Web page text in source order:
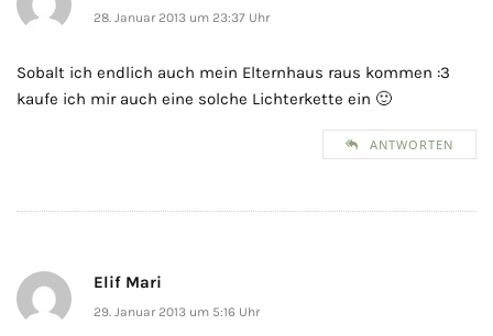
28. Januar 2013 um 23:37 Uhr
Sobalt ich endlich auch mein Elternhaus raus kommen :3
kaufe ich mir auch eine solche Lichterkette ein 🙂
ANTWORTEN
Elif Mari
29. Januar 2013 um 5:16 Uhr